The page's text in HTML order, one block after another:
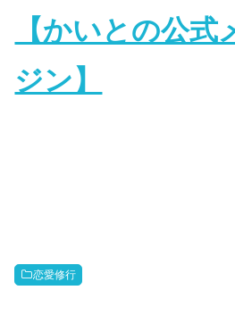
【かいとの公式
ジン】
恋愛修行